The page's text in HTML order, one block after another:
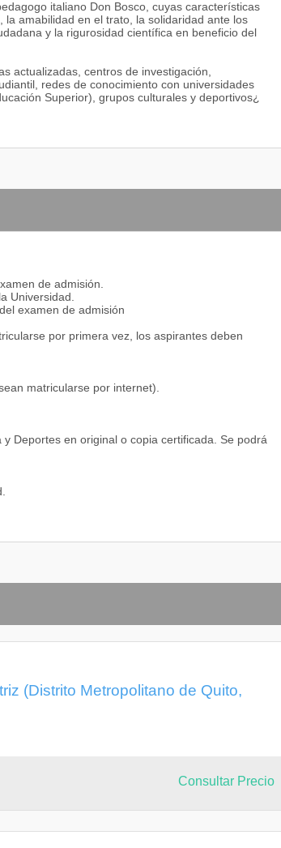
italiano Don Bosco, cuyas características
amabilidad en el trato, la solidaridad ante los
y la rigurosidad científica en beneficio del
actualizadas, centros de investigación,
redes de conocimiento con universidades
Superior), grupos culturales y deportivos¿
de admisión.
Universidad.
examen de admisión
por primera vez, los aspirantes deben
matricularse por internet).
Deportes en original o copia certificada. Se podrá
(Distrito Metropolitano de Quito,
Consultar Precio